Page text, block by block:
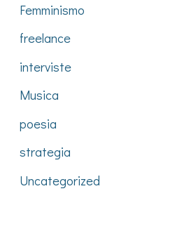
Femminismo
freelance
interviste
Musica
poesia
strategia
Uncategorized